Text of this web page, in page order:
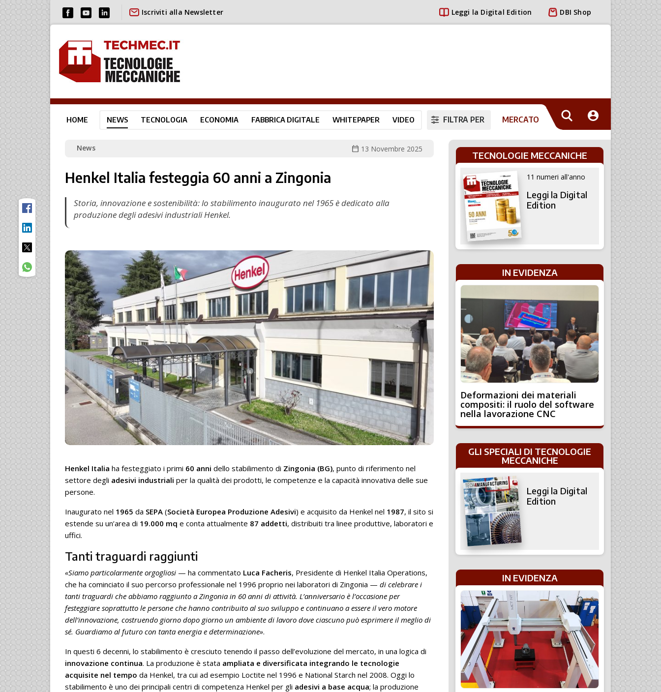
Iscriviti alla Newsletter Leggi la Digital Edition DBI Shop
HOME NEWS TECNOLOGIA ECONOMIA FABBRICA DIGITALE WHITEPAPER VIDEO FILTRA PER MERCATO
News calendar_today 13 Novembre 2025
Henkel Italia festeggia 60 anni a Zingonia
Storia, innovazione e sostenibilità: lo stabilimento inaugurato nel 1965 è dedicato alla
produzione degli adesivi industriali Henkel.
Henkel Italia ha festeggiato i primi 60 anni dello stabilimento di Zingonia (BG), punto di riferimento nel
settore degli adesivi industriali per la qualità dei prodotti, le competenze e la capacità innovativa delle sue
persone.
Inaugurato nel 1965 da SEPA (Società Europea Produzione Adesivi) e acquisito da Henkel nel 1987, il sito si
estende su un’area di 19.000 mq e conta attualmente 87 addetti, distribuiti tra linee produttive, laboratori e
uffici.
Tanti traguardi raggiunti
«Siamo particolarmente orgogliosi — ha commentato Luca Facheris, Presidente di Henkel Italia Operations,
che ha cominciato il suo percorso professionale nel 1996 proprio nei laboratori di Zingonia — di celebrare i
tanti traguardi che abbiamo raggiunto a Zingonia in 60 anni di attività. L’anniversario è l’occasione per
festeggiare soprattutto le persone che hanno contribuito al suo sviluppo e continuano a essere il vero motore
dell’innovazione, costruendo giorno dopo giorno un ambiente di lavoro dove ciascuno può esprimere il meglio di
sé. Guardiamo al futuro con tanta energia e determinazione».
In questi 6 decenni, lo stabilimento è cresciuto tenendo il passo dell’evoluzione del mercato, in una logica di
innovazione continua. La produzione è stata ampliata e diversificata integrando le tecnologie
acquisite nel tempo da Henkel, tra cui ad esempio Loctite nel 1996 e National Starch nel 2008. Oggi lo
stabilimento è uno dei principali centri di competenza Henkel per gli adesivi a base acqua; la produzione
TECNOLOGIE MECCANICHE
11 numeri all'anno
Leggi la Digital
Edition
IN EVIDENZA
Deformazioni dei materiali
compositi: il ruolo del software
nella lavorazione CNC
GLI SPECIALI DI TECNOLOGIE
MECCANICHE
Leggi la Digital
Edition
IN EVIDENZA